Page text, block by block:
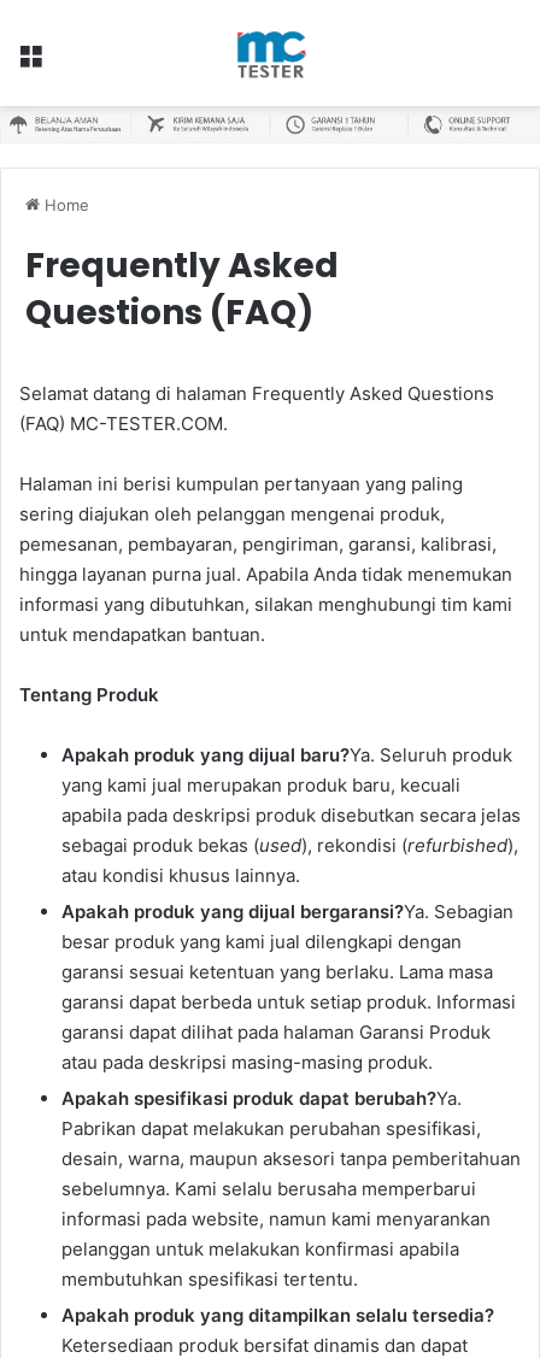
Menu
Home
Frequently Asked
Questions (FAQ)
Selamat datang di halaman Frequently Asked Questions
(FAQ) MC-TESTER.COM.
Halaman ini berisi kumpulan pertanyaan yang paling
sering diajukan oleh pelanggan mengenai produk,
pemesanan, pembayaran, pengiriman, garansi, kalibrasi,
hingga layanan purna jual. Apabila Anda tidak menemukan
informasi yang dibutuhkan, silakan menghubungi tim kami
untuk mendapatkan bantuan.
Tentang Produk
Apakah produk yang dijual baru?Ya. Seluruh produk
yang kami jual merupakan produk baru, kecuali
apabila pada deskripsi produk disebutkan secara jelas
sebagai produk bekas (used), rekondisi (refurbished),
atau kondisi khusus lainnya.
Apakah produk yang dijual bergaransi?Ya. Sebagian
besar produk yang kami jual dilengkapi dengan
garansi sesuai ketentuan yang berlaku. Lama masa
garansi dapat berbeda untuk setiap produk. Informasi
garansi dapat dilihat pada halaman Garansi Produk
atau pada deskripsi masing-masing produk.
Apakah spesifikasi produk dapat berubah?Ya.
Pabrikan dapat melakukan perubahan spesifikasi,
desain, warna, maupun aksesori tanpa pemberitahuan
sebelumnya. Kami selalu berusaha memperbarui
informasi pada website, namun kami menyarankan
pelanggan untuk melakukan konfirmasi apabila
membutuhkan spesifikasi tertentu.
Apakah produk yang ditampilkan selalu tersedia?
Ketersediaan produk bersifat dinamis dan dapat